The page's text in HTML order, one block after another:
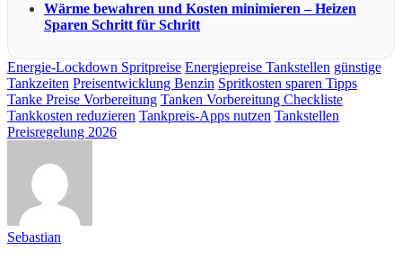
Wärme bewahren und Kosten minimieren – Heizen
Sparen Schritt für Schritt
Energie-Lockdown Spritpreise Energiepreise Tankstellen günstige
Tankzeiten Preisentwicklung Benzin Spritkosten sparen Tipps
Tanke Preise Vorbereitung Tanken Vorbereitung Checkliste
Tankkosten reduzieren Tankpreis-Apps nutzen Tankstellen
Preisregelung 2026
Sebastian